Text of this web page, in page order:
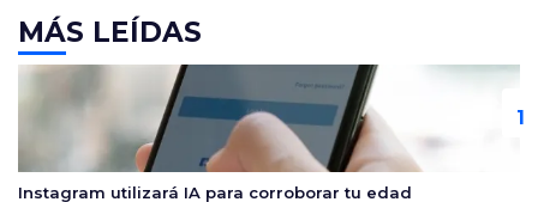
c
e
b
o
o
itt
er
m
p
ar
tir
MÁS LEÍDAS
Instagram utilizará IA para corroborar tu edad